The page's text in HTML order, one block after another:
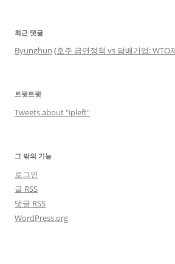
최근 댓글
Byunghun (호주 금연정책 vs 담배기업: WTO
트윗트윗
Tweets about "ipleft"
그 밖의 기능
로그인
글 RSS
댓글 RSS
WordPress.org